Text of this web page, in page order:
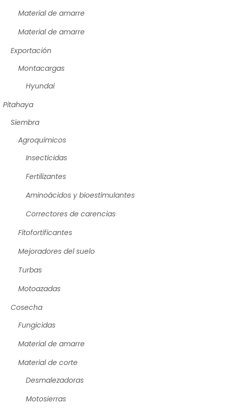
Material de amarre
Material de amarre
Exportación
Montacargas
Hyundai
Pitahaya
Siembra
Agroquímicos
Insecticidas
Fertilizantes
Aminoácidos y bioestimulantes
Correctores de carencias
Fitofortificantes
Mejoradores del suelo
Turbas
Motoazadas
Cosecha
Fungicidas
Material de amarre
Material de corte
Desmalezadoras
Motosierras